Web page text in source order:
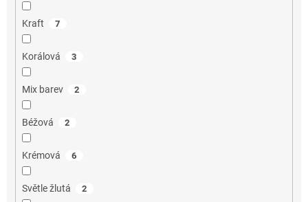
Kraft 7
Korálová 3
Mix barev 2
Béžová 2
Krémová 6
Světle žlutá 2